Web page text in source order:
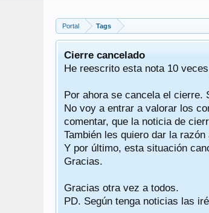
Portal Tags
Cierre cancelado
He reescrito esta nota 10
Por ahora se cancela el cierre.
No voy a entrar a valorar los
comentar, que la noticia de
También les quiero dar la
Y por último, esta situación
Gracias.
Gracias otra vez a todos.
PD. Según tenga noticias las